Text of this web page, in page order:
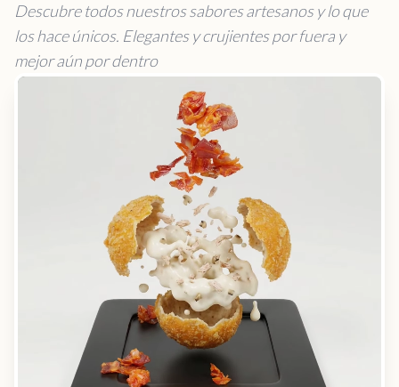
Descubre todos nuestros sabores artesanos y lo que
los hace únicos. Elegantes y crujientes por fuera y
mejor aún por dentro